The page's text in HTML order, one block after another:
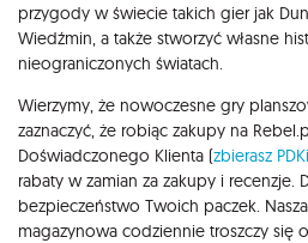
przygody w świecie takich gier jak
Wiedźmin, a także stworzyć własne
nieograniczonych światach.
Wierzymy, że nowoczesne gry
zaznaczyć, że robiąc zakupy na
Doświadczonego Klienta (zbierasz PDKi
rabaty w zamian za zakupy i recenzje.
bezpieczeństwo Twoich paczek.
magazynowa codziennie troszczy się